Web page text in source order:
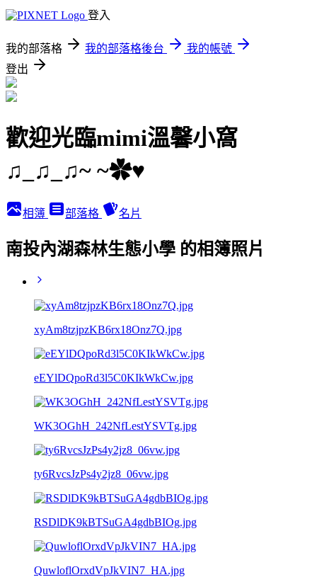
登入
我的部落格 我的部落格後台
我的帳號
登出
歡迎光臨mimi溫馨小窩
♫_♫_♫~ ~✿♥
相簿 部落格 名片
南投內湖森林生態小學 的相簿照片
xyAm8tzjpzKB6rx18Onz7Q.jpg
eEYlDQpoRd3l5C0KIkWkCw.jpg
WK3OGhH_242NfLestYSVTg.jpg
ty6RvcsJzPs4y2jz8_06vw.jpg
RSDlDK9kBTSuGA4gdbBIOg.jpg
QuwloflOrxdVpJkVIN7_HA.jpg